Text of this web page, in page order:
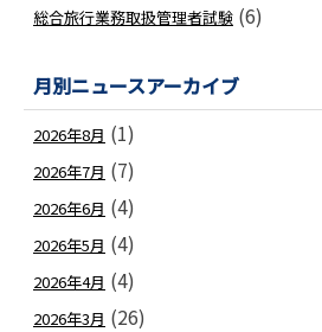
2021年 5月10日 京都駅周辺の修学旅
観光庁より:バリア
2021年 4月28日
2021年 4月26日
2021年 4月26日
2021年 4月26日
総合旅行業務取扱管理者試験 (6)
月別ニュースアーカイブ
2026年8月 (1)
2026年7月 (7)
2026年6月 (4)
2026年5月 (4)
2026年4月 (4)
2026年3月 (26)